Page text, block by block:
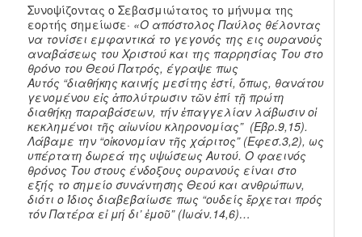
Συνοψίζοντας ο Σεβασμιώτατος το μήνυμα της
εορτής σημείωσε· «O απόστολος Παύλος θέλοντας
να τονίσει εμφαντικά το γεγονός της εις ουρανούς
αναβάσεως του Χριστού και της παρρησίας Του στο
θρόνο του Θεού Πατρός, έγραψε πως
Αυτός “διαθήκης καινής μεσίτης ἐστί, ὅπως, θανάτου
γενομένου εἰς ἀπολύτρωσιν τῶν ἐπί τῇ πρώτη
διαθήκῃ παραβάσεων, τήν ἐπαγγελίαν λάβωσιν οἱ
κεκλημένοι τῆς αἰωνίου κληρονομίας” (Εβρ.9,15).
Λάβαμε την “οἰκονομίαν τῆς χάριτος” (Εφεσ.3,2), ως
υπέρτατη δωρεά της υψώσεως Αυτού. Ο φαεινός
θρόνος Του στους ένδοξους ουρανούς είναι στο
εξής το σημείο συνάντησης Θεού και ανθρώπων,
διότι ο Ίδιος διαβεβαίωσε πως “ουδείς ἔρχεται πρός
τόν Πατέρα εἰ μή δι’ ἐμοῦ” (Ιωάν.14,6)…